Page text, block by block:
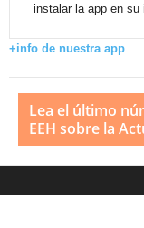
instalar la app en su
+info de nuestra app
Lea el último
EEH sobre la